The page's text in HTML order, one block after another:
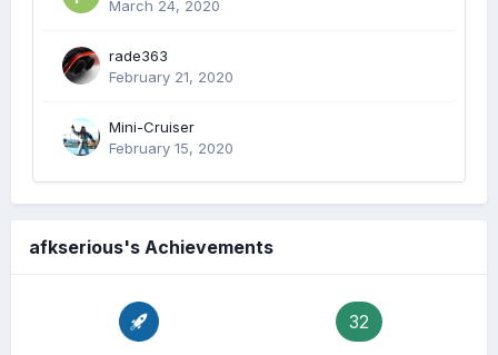
March 24, 2020
rade363
February 21, 2020
Mini-Cruiser
February 15, 2020
afkserious's Achievements
32